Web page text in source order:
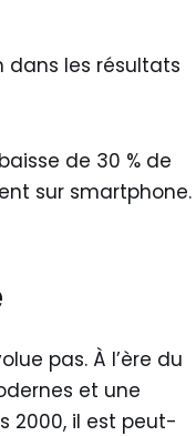
dans les résultats
de 30 % de
sur smartphone.
pas. À l’ère du
et une
2000, il est peut-